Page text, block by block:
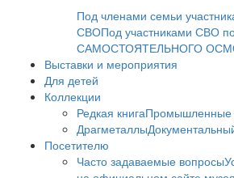
Под членами семьи
СВОПод участниками СВО
САМОСТОЯТЕЛЬНОГО
Выставки и мероприятия
Для детей
Коллекции
Редкая книгаПромышленные
Драгметаллы
Посетителю
Часто задаваемые вопросы